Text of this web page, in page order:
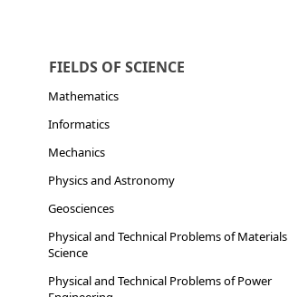
FIELDS OF SCIENCE
Mathematics
Informatics
Mechanics
Physics and Astronomy
Geosciences
Physical and Technical Problems of Materials
Science
Physical and Technical Problems of Power